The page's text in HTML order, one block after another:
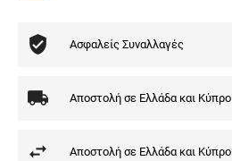
Ασφαλείς Συναλλαγές
Αποστολή σε Ελλάδα και Κύπρο
Αποστολή σε Ελλάδα και Κύπρο